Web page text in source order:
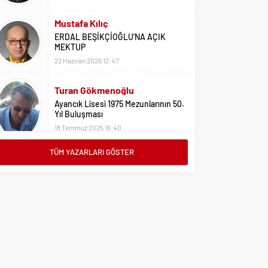
ERDAL BEŞİKÇİOĞLU’NA AÇIK
MEKTUP
Ayancık Lisesi 1975 Mezunlarının 50.
Yıl Buluşması
18 Temmuz 2025 16:40
Adil Yıldız
Bu Sene Fenerbahçe Ülke Puanlarını
TÜM YAZARLARI GÖSTER